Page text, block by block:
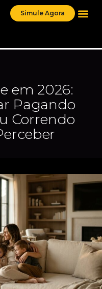
Simule Agora
em 2026:
Pagando
Correndo